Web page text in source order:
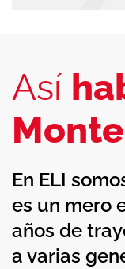
Así
En ELI
es un mero
años de
a varias